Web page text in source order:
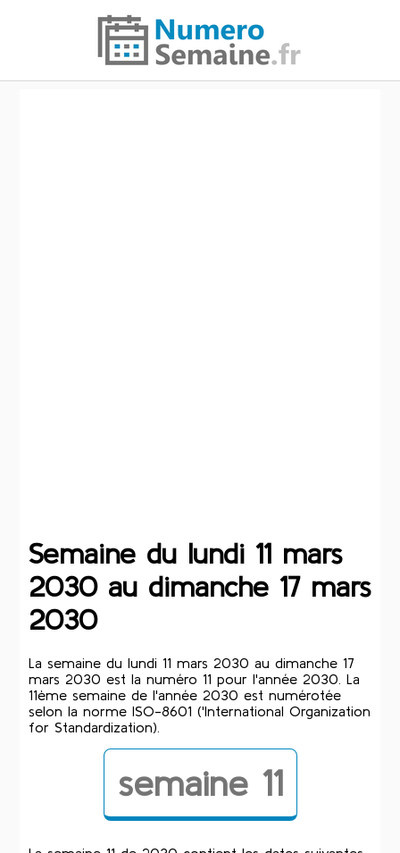
Semaine du lundi 11 mars
2030 au dimanche 17 mars
2030
La semaine du lundi 11 mars 2030 au dimanche 17
mars 2030 est la numéro 11 pour l'année 2030. La
11ème semaine de l'année 2030 est numérotée
selon la norme ISO-8601 ('International Organization
for Standardization).
semaine 11